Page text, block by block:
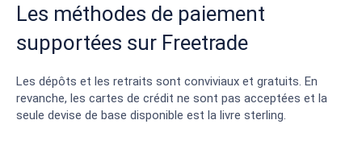
Les méthodes de paiement
supportées sur Freetrade
Les dépôts et les retraits sont conviviaux et gratuits. En
revanche, les cartes de crédit ne sont pas acceptées et la
seule devise de base disponible est la livre sterling.